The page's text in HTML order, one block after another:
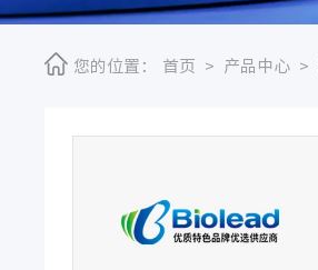
您的位置： 首页 > 产品中心 >